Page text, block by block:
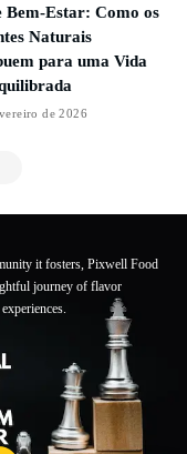
Bem-Estar: Como os
Naturais
para uma Vida
de 2026
it fosters, Pixwell Food
journey of flavor